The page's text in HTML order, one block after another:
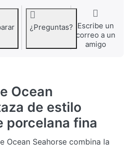
¿Preguntas? Escribe un
correo a un
amigo
Ocean
de estilo
porcelana fina
Ocean Seahorse combina la